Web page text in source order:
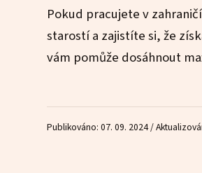
Pokud pracujete v
starostí a zajistíte si, že
vám pomůže dosáhnout
Publikováno: 07. 09. 2024 /